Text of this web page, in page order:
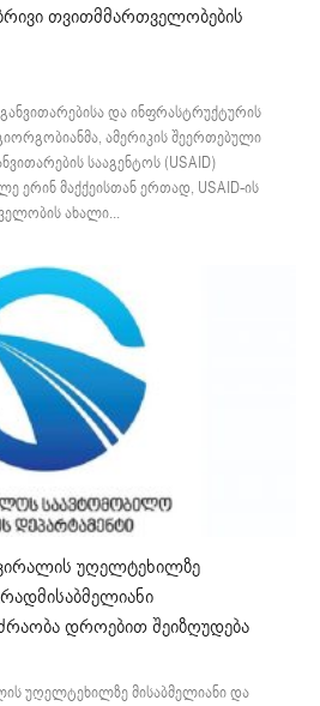
თვითმმართველობების
და ინფრასტრუქტურის
ამერიკის შეერთებული
სააგენტოს (USAID)
ერინ მაქქეისთან ერთად, USAID-ის
ახალი...
უღელტეხილზე
დროებით შეიზღუდება
უღელტეხილზე მისაბმელიანი და